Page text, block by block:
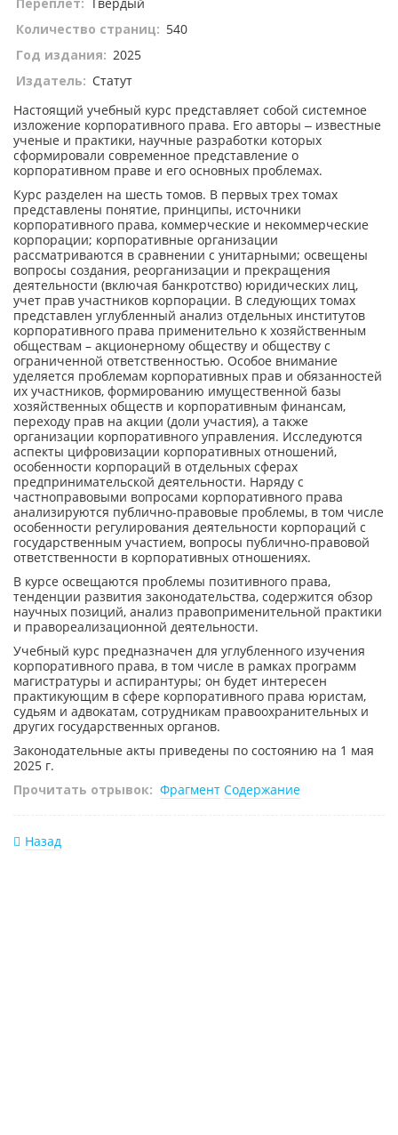
Количество страниц: 540
Год издания: 2025
Издатель: Статут
Настоящий учебный курс представляет собой системное
изложение корпоративного права. Его авторы ‒ известные
ученые и практики, научные разработки которых
сформировали современное представление о
корпоративном праве и его основных проблемах.
Курс разделен на шесть томов. В первых трех томах
представлены понятие, принципы, источники
корпоративного права, коммерческие и некоммерческие
корпорации; корпоративные организации
рассматриваются в сравнении с унитарными; освещены
вопросы создания, реорганизации и прекращения
деятельности (включая банкротство) юридических лиц,
учет прав участников корпорации. В следующих томах
представлен углубленный анализ отдельных институтов
корпоративного права применительно к хозяйственным
обществам – акционерному обществу и обществу с
ограниченной ответственностью. Особое внимание
уделяется проблемам корпоративных прав и обязанностей
их участников, формированию имущественной базы
хозяйственных обществ и корпоративным финансам,
переходу прав на акции (доли участия), а также
организации корпоративного управления. Исследуются
аспекты цифровизации корпоративных отношений,
особенности корпораций в отдельных сферах
предпринимательской деятельности. Наряду с
частноправовыми вопросами корпоративного права
анализируются публично-правовые проблемы, в том числе
особенности регулирования деятельности корпораций с
государственным участием, вопросы публично-правовой
ответственности в корпоративных отношениях.
В курсе освещаются проблемы позитивного права,
тенденции развития законодательства, содержится обзор
научных позиций, анализ правоприменительной практики
и правореализационной деятельности.
Учебный курс предназначен для углубленного изучения
корпоративного права, в том числе в рамках программ
магистратуры и аспирантуры; он будет интересен
практикующим в сфере корпоративного права юристам,
судьям и адвокатам, сотрудникам правоохранительных и
других государственных органов.
Законодательные акты приведены по состоянию на 1 мая
2025 г.
Прочитать отрывок: Фрагмент Содержание
Назад